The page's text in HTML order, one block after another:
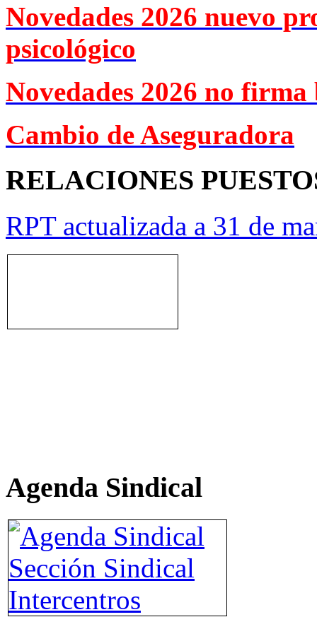
Novedades 2026 nuevo
psicológico
Novedades 2026 no firma
Cambio de Aseguradora
RELACIONES
RPT actualizada a 31 de
Agenda Sindical